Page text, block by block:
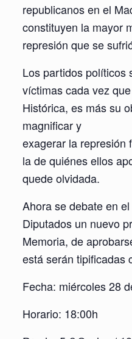
republicanos en el
constituyen la mayor
represión que se
Los partidos políticos
víctimas cada vez
Histórica, es más su
magnificar y
exagerar la represión
la de quiénes ellos
quede olvidada.
Ahora se debate en
Diputados un nuevo
Memoria, de
está serán tipificadas
Fecha: miércoles 28
Horario: 18:00h